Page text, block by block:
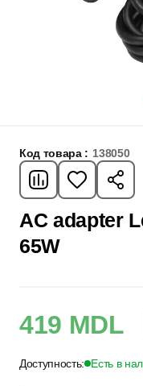
Код товара : 138050
AC adapter
65W
419 MDL
Доступность: Есть в